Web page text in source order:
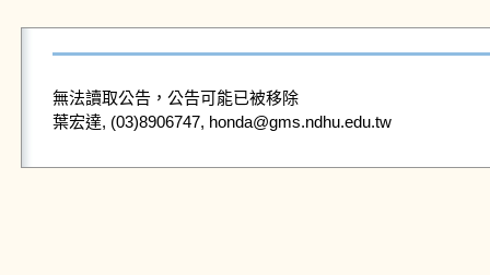
無法讀取公告，公告可能已被移除
葉宏達, (03)8906747, honda@gms.ndhu.edu.tw